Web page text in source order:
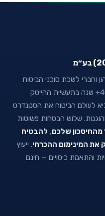
וחברי לשכת סוכני הביטוח
בישראל. נוסדה ע״י זאב יופה לאחר 40+ שנה בתעשיית ההייטק
לעולם הביטוח את הסטנדרט
שלוש הבטחות פשוטות
מהחיסכון שלכם, להבטיח
את המינימום ההכרחי. ייעוץ
והתאמת כיסויים — חינם